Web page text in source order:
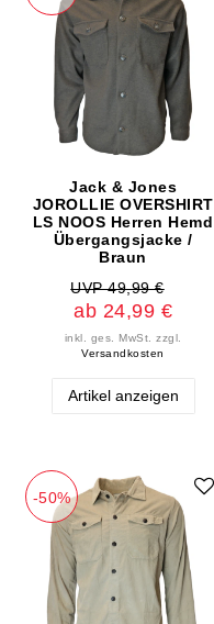
Jack & Jones
JOROLLIE OVERSHIRT
LS NOOS Herren Hemd
Übergangsjacke /
Braun
UVP 49,99 €
ab 24,99 €
inkl. ges. MwSt.
zzgl.
Versandkosten
Artikel anzeigen
-50%